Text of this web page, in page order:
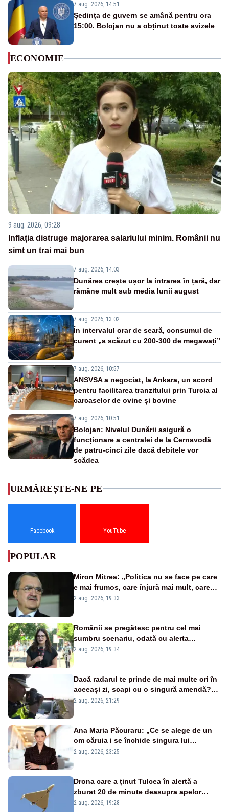
7 aug. 2026, 14:51
Ședința de guvern se amână pentru ora
15:00. Bolojan nu a obținut toate avizele
ECONOMIE
9 aug. 2026, 09:28
Inflația distruge majorarea salariului minim. Românii nu
simt un trai mai bun
7 aug. 2026, 14:03
Dunărea crește ușor la intrarea în țară, dar
rămâne mult sub media lunii august
7 aug. 2026, 13:02
În intervalul orar de seară, consumul de
curent „a scăzut cu 200-300 de megawați”
7 aug. 2026, 10:57
ANSVSA a negociat, la Ankara, un acord
pentru facilitarea tranzitului prin Turcia al
carcaselor de ovine și bovine
7 aug. 2026, 10:51
Bolojan: Nivelul Dunării asigură o
funcționare a centralei de la Cernavodă
de patru-cinci zile dacă debitele vor
scădea
URMĂREȘTE-NE PE
Facebook YouTube
POPULAR
Miron Mitrea: „Politica nu se face pe care
e mai frumos, care înjură mai mult, care
țipă mai tare, ci pe proiecte”
2 aug. 2026, 19:33
Românii se pregătesc pentru cel mai
sumbru scenariu, odată cu alerta
energetică
2 aug. 2026, 19:34
Dacă radarul te prinde de mai multe ori în
aceeași zi, scapi cu o singură amendă?
Ce spune legea
2 aug. 2026, 21:29
Ana Maria Păcuraru: „Ce se alege de un
om căruia i se închide singura lui
portiță?”
2 aug. 2026, 23:25
Drona care a ținut Tulcea în alertă a
zburat 20 de minute deasupra apelor
României. Au fost ridicate două F-16
2 aug. 2026, 19:28